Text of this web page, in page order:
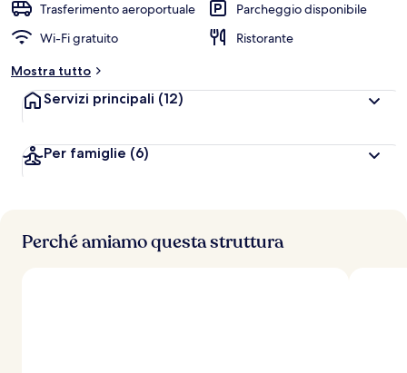
Trasferimento aeroportuale
Parcheggio disponibile
Wi-Fi gratuito
Ristorante
Mostra tutto
Servizi principali (12)
Per famiglie (6)
Perché amiamo questa struttura